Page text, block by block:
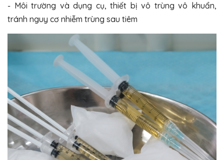
- Môi trường và dụng cụ, thiết bị vô trùng vô khuẩn,
tránh nguy cơ nhiễm trùng sau tiêm